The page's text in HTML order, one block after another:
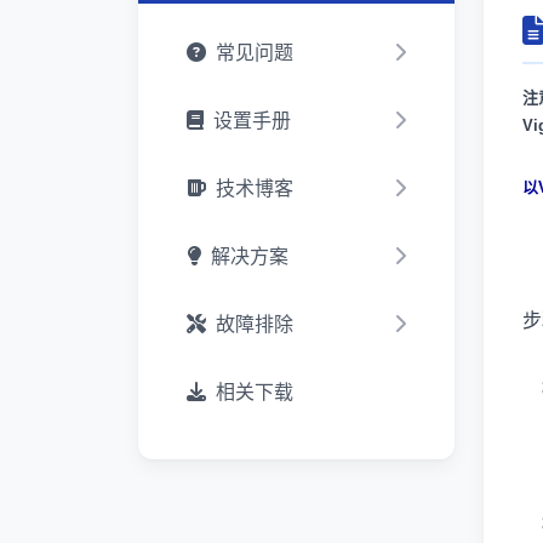
常见问题
设置手册
技术博客
解决方案
故障排除
相关下载
注
以